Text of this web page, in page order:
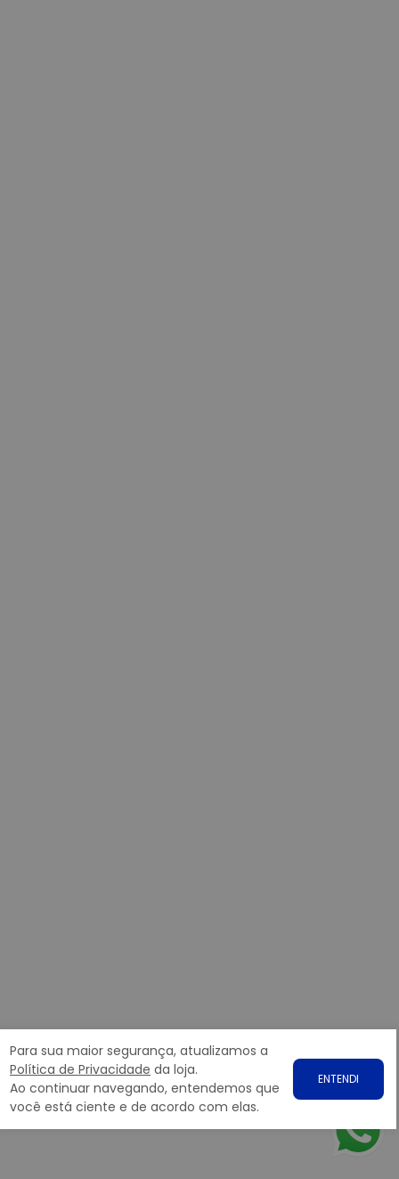
Para sua maior segurança, atualizamos a
Política de Privacidade da loja.
Ao continuar navegando, entendemos que
você está ciente e de acordo com elas.
ENTENDI